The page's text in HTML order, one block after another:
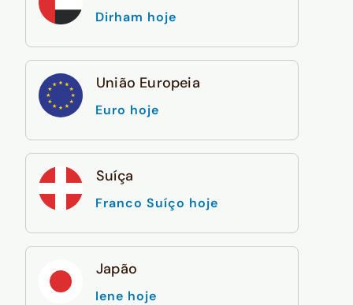
Dirham hoje
União Europeia
Euro hoje
Suíça
Franco Suíço hoje
Japão
Iene hoje